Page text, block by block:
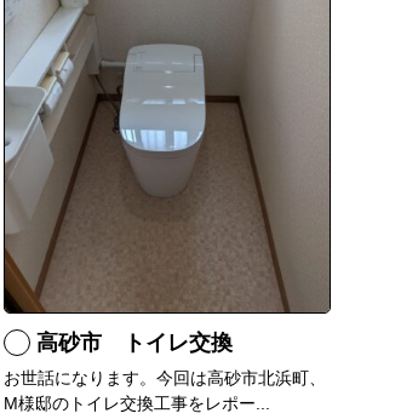
高砂市 トイレ交換
お世話になります。今回は高砂市北浜町、
M様邸のトイレ交換工事をレポー...